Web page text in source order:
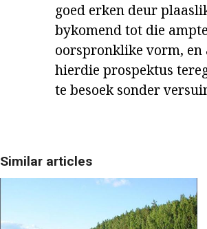
goed erken deur
bykomend tot die
oorspronklike vorm, en
hierdie prospektus
te besoek sonder
Similar articles